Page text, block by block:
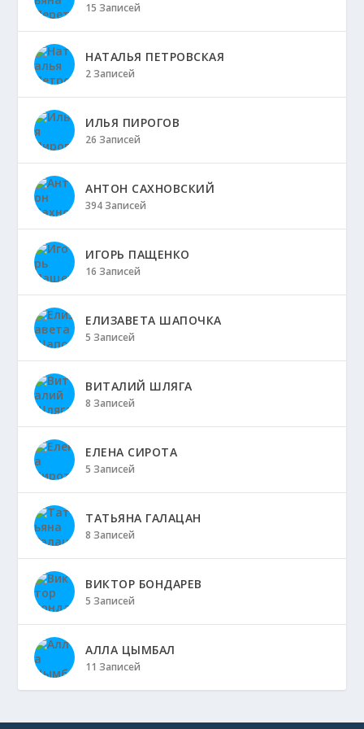
15 Записей
НАТАЛЬЯ ПЕТРОВСКАЯ
2 Записей
ИЛЬЯ ПИРОГОВ
26 Записей
АНТОН САХНОВСКИЙ
394 Записей
ИГОРЬ ПАЩЕНКО
16 Записей
ЕЛИЗАВЕТА ШАПОЧКА
5 Записей
ВИТАЛИЙ ШЛЯГА
8 Записей
ЕЛЕНА СИРОТА
5 Записей
ТАТЬЯНА ГАЛАЦАН
8 Записей
ВИКТОР БОНДАРЕВ
5 Записей
АЛЛА ЦЫМБАЛ
11 Записей